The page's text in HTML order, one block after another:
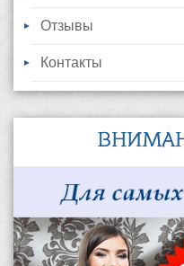
Отзывы
Контакты